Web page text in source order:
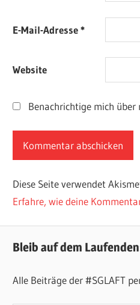
E-Mail-Adresse*
Website
Benachrichtige mich über
Diese Seite verwendet
Erfahre, wie deine
Bleib auf dem
Alle Beiträge der #SGLAFT